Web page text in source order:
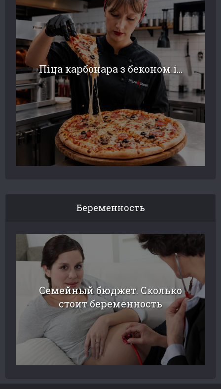
Піца карбонара з беконом і...
Беременность
Семейный бюджет. Сколько
стоит беременность